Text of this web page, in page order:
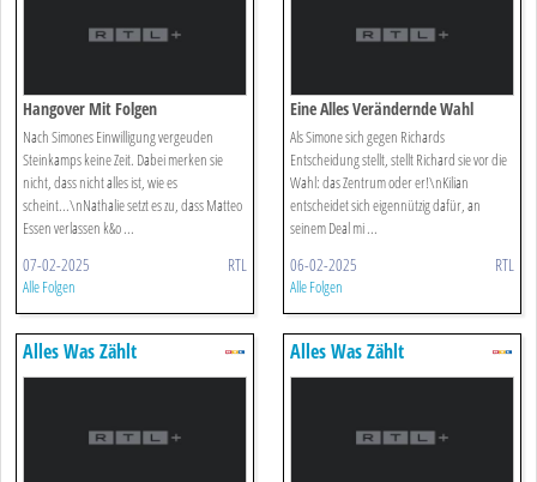
Hangover Mit Folgen
Nach Simones Einwilligung vergeuden
Steinkamps keine Zeit. Dabei merken sie
nicht, dass nicht alles ist, wie es
scheint...\nNathalie setzt es zu, dass Matteo
Essen verlassen k&o ...
07-02-2025 RTL
Alle Folgen
Eine Alles Verändernde Wahl
Als Simone sich gegen Richards
Entscheidung stellt, stellt Richard sie vor die
Wahl: das Zentrum oder er!\nKilian
entscheidet sich eigennützig dafür, an
seinem Deal mi ...
06-02-2025 RTL
Alle Folgen
Alles Was Zählt Alles Was Zählt